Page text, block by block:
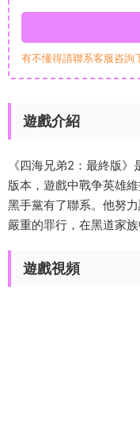
有不懂得請聯系客服咨
遊戲介紹
《四海兄弟2：最終版
版本，遊戲中戰争英雄
黑手黨有了聯系。他努
嚴重的罪行，在黑道家
遊戲視頻